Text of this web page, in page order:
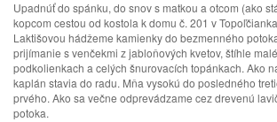
Upadnúť do spánku, do snov s matkou a otcom (ako
kopcom cestou od kostola k domu č. 201 v
Laktišovou hádžeme kamienky do bezmenného
prijímanie s venčekmi z jabloňových kvetov, štíhle
podkolienkach a celých šnurovacích topánkach. Ako
kaplán stavia do radu. Mňa vysokú do posledného
prvého. Ako sa večne odprevádzame cez drevenú
potoka.